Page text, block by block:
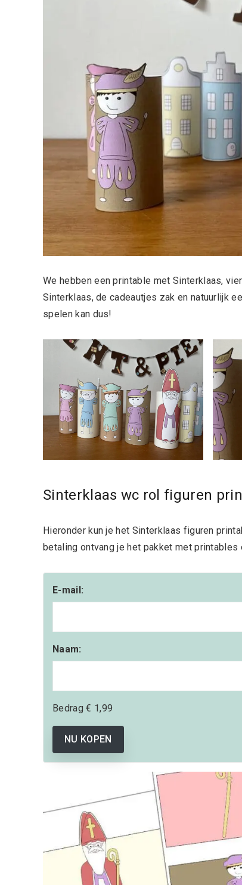
We hebben een printable met Sinterklaas,
Sinterklaas, de cadeautjes zak en natuurlijk
spelen kan dus!
Sinterklaas wc rol figuren
Hieronder kun je het Sinterklaas figuren
betaling ontvang je het pakket met
E-mail:
Naam:
Bedrag€ 1,99
NU KOPEN